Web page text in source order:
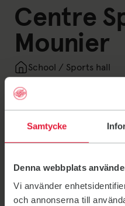
Samtycke
Denna webbplats
Vi använder
och annonserna till
Centre
Mounier
School / Sports hall
Avenue Emmanuel
The gym will be
Contact